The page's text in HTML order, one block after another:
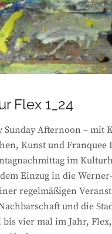
Flex 1_24
Sunday Afternoon – mit
Kunst und Franquee
im
Einzug in die
regelmäßigen
und die
bis vier mal im Jahr,